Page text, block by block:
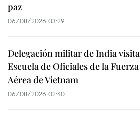
paz
06/08/2026 03:29
Delegación militar de India visita
Escuela de Oficiales de la Fuerza
Aérea de Vietnam
06/08/2026 02:40